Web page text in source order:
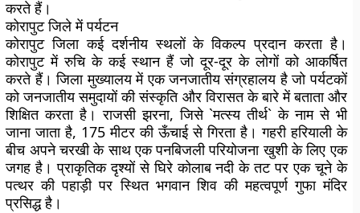
करते हैं।
कोरापुट जिले में पर्यटन
कोरापुट जिला कई दर्शनीय स्थलों के विकल्प प्रदान करता है।
कोरापुट में रुचि के कई स्थान हैं जो दूर-दूर के लोगों को आकर्षित
करते हैं। जिला मुख्यालय में एक जनजातीय संग्रहालय है जो पर्यटकों
को जनजातीय समुदायों की संस्कृति और विरासत के बारे में बताता और
शिक्षित करता है। राजसी झरना, जिसे `मत्स्य तीर्थ` के नाम से भी
जाना जाता है, 175 मीटर की ऊँचाई से गिरता है। गहरी हरियाली के
बीच अपने चरखी के साथ एक पनबिजली परियोजना खुशी के लिए एक
जगह है। प्राकृतिक दृश्यों से घिरे कोलाब नदी के तट पर एक चूने के
पत्थर की पहाड़ी पर स्थित भगवान शिव की महत्वपूर्ण गुफा मंदिर
प्रसिद्ध है।